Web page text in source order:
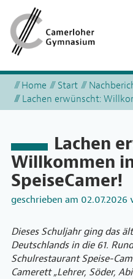
Home Start
Lachen erwünscht:
Lachen
Willkommen
SpeiseCamer!
geschrieben am 02.07.2026
Dieses Schuljahr ging das
Deutschlands in die 61.
Schulrestaurant Speise-
Camerett „Lehrer, Söder,